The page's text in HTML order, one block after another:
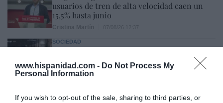
www.hispanidad.com - Do Not Process My
Personal Information
If you wish to opt-out of the sale, sharing to third parties, or
usuarios de tren de alta velocidad caen un
15,5% hasta junio
SOCIEDAD
de Nueva York: destrozan una imagen de la
Virgen María